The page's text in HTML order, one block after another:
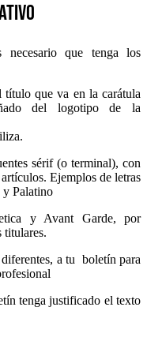
que tenga los
que va en la carátula
del logotipo de la
sérif (o terminal), con
Ejemplos de letras
Palatino
y Avant Garde, por
titulares.
a tu boletín para
tenga justificado el texto